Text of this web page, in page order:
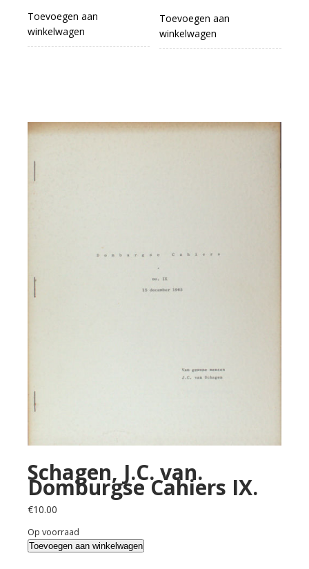
Toevoegen aan
winkelwagen
Toevoegen aan
winkelwagen
Schagen, J.C. van.
Domburgse Cahiers IX.
€10.00
Op voorraad
Schagen,
Toevoegen aan winkelwagen